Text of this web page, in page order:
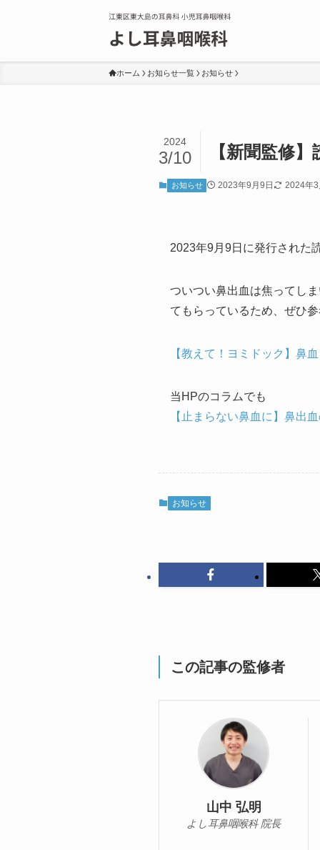
ホーム お知らせ一覧 お知らせ
【新聞監修
2024
3/10
お知らせ 2023年9月9日 2024年
2023年9月9日に発行された
ついつい鼻出血は焦ってし
てもらっているため、ぜひ
【教えて！ヨミドック】鼻
当HPのコラムでも
【止まらない鼻血に】鼻出
お知らせ
この記事の監修者
山中 弘明
よし耳鼻咽喉科 院長